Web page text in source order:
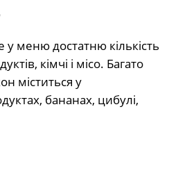
у меню достатню кількість
кімчі і місо. Багато
міститься у
бананах, цибулі,